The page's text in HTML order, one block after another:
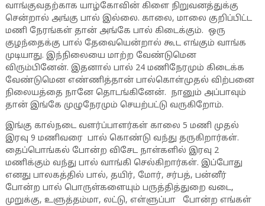
வாங்குவதற்காக யாழ்கோவின் கிளை நிறுவனத்துக்கு
சென்றால் அங்கு பால் இல்லை. காலை, மாலை குறிப்பிட்ட
மணி நேரங்கள் தான் அங்கே பால் கிடைக்கும். ஒரு
குழந்தைக்கு பால் தேவையென்றால் கூட எங்கும் வாங்க
முடியாது. இந்நிலையை மாற்ற வேண்டுமென
விரும்பினேன். இதனால் பால் 24 மணிநேரமும் கிடைக்க
வேண்டுமென எண்ணித்தான் பால்கொள்முதல் விற்பனை
நிலையத்தை நானே தொடங்கினேன். நானும் அப்பாவும்
தான் இங்கே முழுநேரமும் செயற்பட்டு வருகிறோம்.
இங்கு கால்நடை வளர்ப்பாளர்கள் காலை 5 மணி முதல்
இரவு 9 மணிவரை பால் கொண்டு வந்து தருகிறார்கள்.
தைப்பொங்கல் போன்ற விசேட நாள்களில் இரவு 2
மணிக்கும் வந்து பால் வாங்கி செல்கிறார்கள். இப்போது
எனது பாலகத்தில் பால், தயிர், மோர், சர்பத், பன்னீர்
போன்ற பால் பொருள்களையும் பருத்தித்துறை வடை,
முறுக்கு, உளுத்தம்மா, லட்டு, எள்ளுப்பா போன்ற எங்கள்